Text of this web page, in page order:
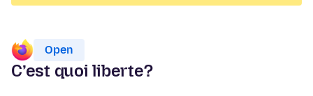
Open
C’est quoi liberte?